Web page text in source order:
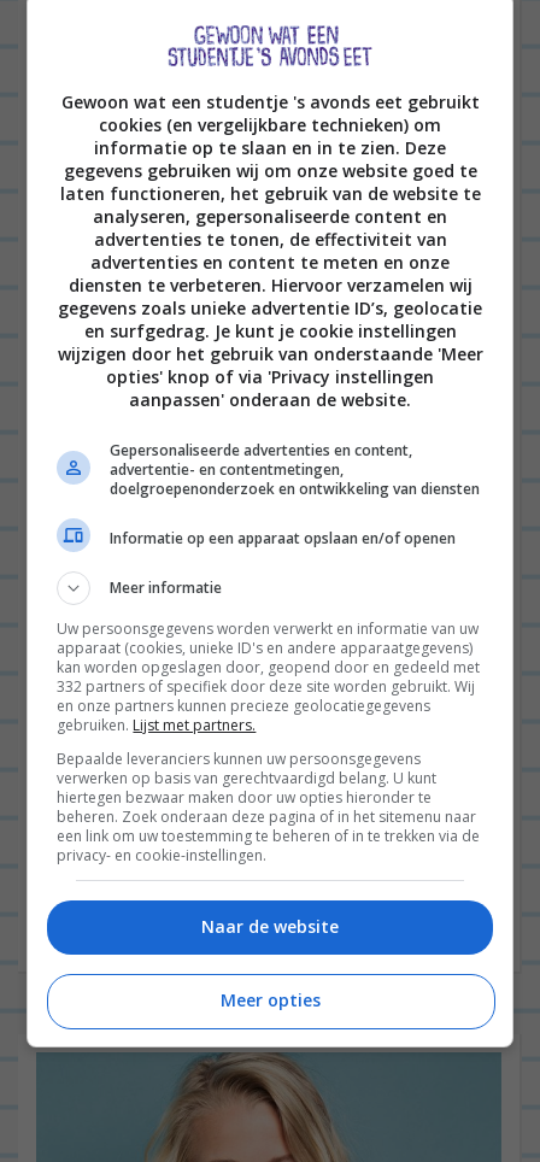
Bedankt voor de tip! Kun je
ze dan nog goed vouwen?
Knapperig klinkt wel lekker
<3
BEANTWOORDEN
Laat een reactie achter
Het e-mailadres wordt niet gepubliceerd.Vereiste
velden zijn gemarkeerd met*
Naam
E-mail*
Site
Gewoon wat een studentje 's avonds eet gebruikt
cookies (en vergelijkbare technieken) om
informatie op te slaan en in te zien. Deze
gegevens gebruiken wij om onze website goed te
laten functioneren, het gebruik van de website te
analyseren, gepersonaliseerde content en
advertenties te tonen, de effectiviteit van
advertenties en content te meten en onze
diensten te verbeteren. Hiervoor verzamelen wij
gegevens zoals unieke advertentie ID’s, geolocatie
en surfgedrag. Je kunt je cookie instellingen
wijzigen door het gebruik van onderstaande 'Meer
opties' knop of via 'Privacy instellingen
aanpassen' onderaan de website.
Gepersonaliseerde advertenties en content,
advertentie- en contentmetingen,
doelgroepenonderzoek en ontwikkeling van diensten
Informatie op een apparaat opslaan en/of openen
Meer informatie
Uw persoonsgegevens worden verwerkt en informatie van uw
apparaat (cookies, unieke ID's en andere apparaatgegevens)
kan worden opgeslagen door, geopend door en gedeeld met
332 partners of specifiek door deze site worden gebruikt. Wij
en onze partners kunnen precieze geolocatiegegevens
gebruiken. Lijst met partners.
Bepaalde leveranciers kunnen uw persoonsgegevens
verwerken op basis van gerechtvaardigd belang. U kunt
hiertegen bezwaar maken door uw opties hieronder te
beheren. Zoek onderaan deze pagina of in het sitemenu naar
een link om uw toestemming te beheren of in te trekken via de
privacy- en cookie-instellingen.
Naar de website
Meer opties